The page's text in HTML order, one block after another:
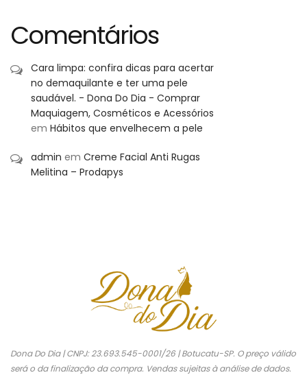
Comentários
Cara limpa: confira dicas para acertar
no demaquilante e ter uma pele
saudável. - Dona Do Dia - Comprar
Maquiagem, Cosméticos e Acessórios
em Hábitos que envelhecem a pele
admin em Creme Facial Anti Rugas
Melitina – Prodapys
Dona Do Dia | CNPJ: 23.693.545-0001/26 | Botucatu-SP. O preço válido
será o da finalização da compra. Vendas sujeitas à análise de dados.